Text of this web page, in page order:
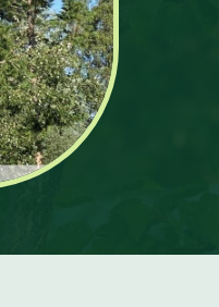
lors de la coupe de